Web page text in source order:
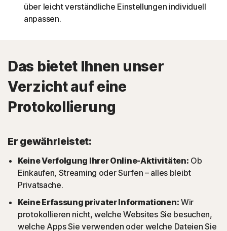
über leicht verständliche Einstellungen individuell
anpassen.
Das bietet Ihnen unser
Verzicht auf eine
Protokollierung
Er gewährleistet:
Keine Verfolgung Ihrer Online-Aktivitäten: Ob
Einkaufen, Streaming oder Surfen – alles bleibt
Privatsache.
Keine Erfassung privater Informationen: Wir
protokollieren nicht, welche Websites Sie besuchen,
welche Apps Sie verwenden oder welche Dateien Sie